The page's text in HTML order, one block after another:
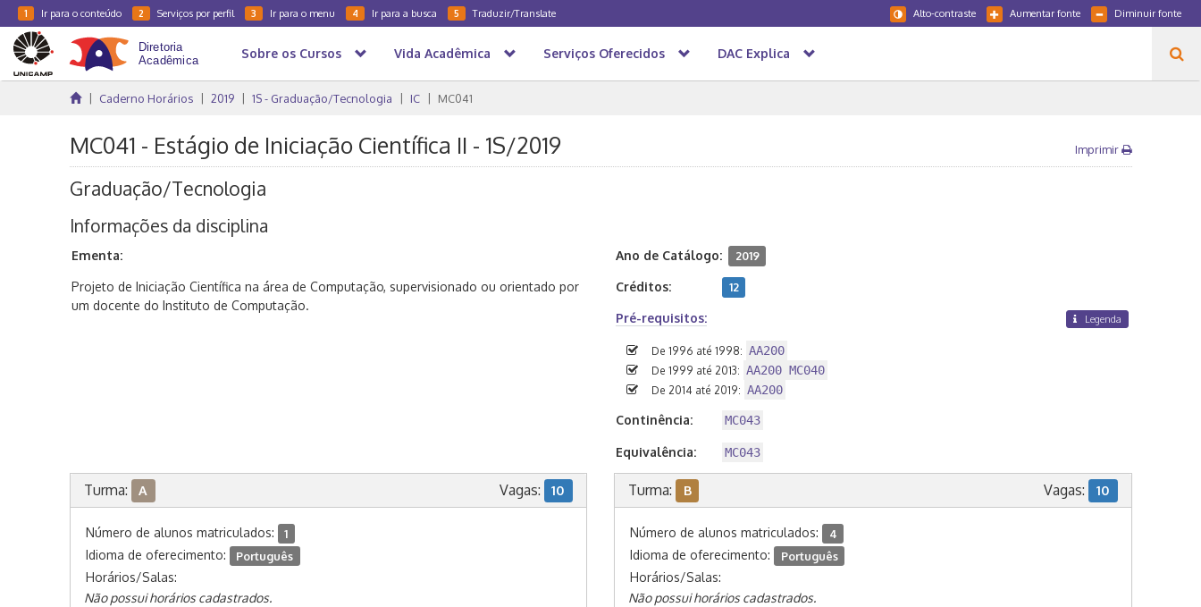
1 Ir para o conteúdo 2 Serviços por perfil 3 Ir para o menu 4 Ir para a busca 5 Traduzir/Translate Diminuir fonte
Aumentar fonte
Alto-contraste
Sobre os Cursos Vida Acadêmica Serviços Oferecidos DAC Explica
Caderno Horários 2019 1S - Graduação/Tecnologia IC MC041
MC041 - Estágio de Iniciação Científica II - 1S/2019 Imprimir
Graduação/Tecnologia
Informações da disciplina
Ementa:
Projeto de Iniciação Científica na área de Computação, supervisionado ou orientado por
um docente do Instituto de Computação.
Ano de Catálogo: 2019
Créditos: 12
Pré-requisitos: Legenda
De 1996 até 1998: AA200
De 1999 até 2013: AA200 MC040
De 2014 até 2019: AA200
Continência: MC043
Equivalência: MC043
Turma: A Vagas: 10
Número de alunos matriculados: 1
Idioma de oferecimento: Português
Horários/Salas:
Não possui horários cadastrados.
Turma: B Vagas: 10
Número de alunos matriculados: 4
Idioma de oferecimento: Português
Horários/Salas:
Não possui horários cadastrados.